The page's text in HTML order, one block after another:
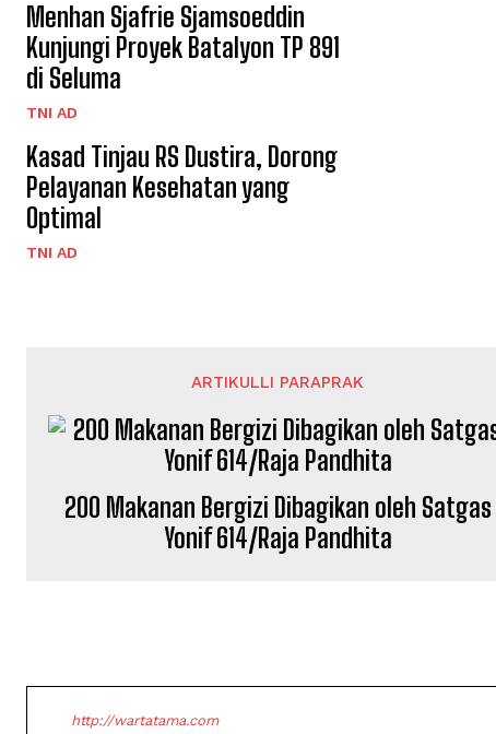
Menhan Sjafrie Sjamsoeddin
Kunjungi Proyek Batalyon TP 891
di Seluma
TNI AD
Kasad Tinjau RS Dustira, Dorong
Pelayanan Kesehatan yang
Optimal
TNI AD
ARTIKULLI PARAPRAK
200 Makanan Bergizi Dibagikan oleh Satgas
Yonif 614/Raja Pandhita
http://wartatama.com